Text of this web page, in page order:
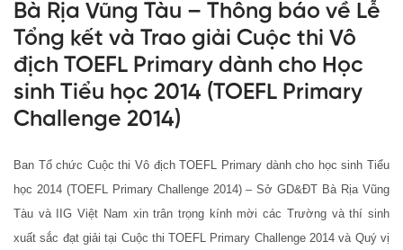
Bà Rịa Vũng Tàu – Thông báo về Lễ
Tổng kết và Trao giải Cuộc thi Vô
địch TOEFL Primary dành cho Học
sinh Tiểu học 2014 (TOEFL Primary
Challenge 2014)
Ban Tổ chức Cuộc thi Vô địch TOEFL Primary dành cho học sinh Tiểu
học 2014 (TOEFL Primary Challenge 2014) – Sở GD&ĐT Bà Rịa Vũng
Tàu và IIG Việt Nam xin trân trọng kính mời các Trường và thí sinh
xuất sắc đạt giải tại Cuộc thi TOEFL Primary Challenge 2014 và Quý vị